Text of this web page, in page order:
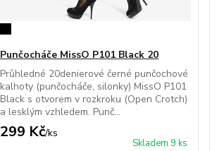
Punčocháče MissO P101 Black 20
Průhledné 20denierové černé punčochové
kalhoty (punčocháče, silonky) MissO P101
Black s otvorem v rozkroku (Open Crotch)
a lesklým vzhledem. Punč...
299 Kč/ks
Skladem 9 ks